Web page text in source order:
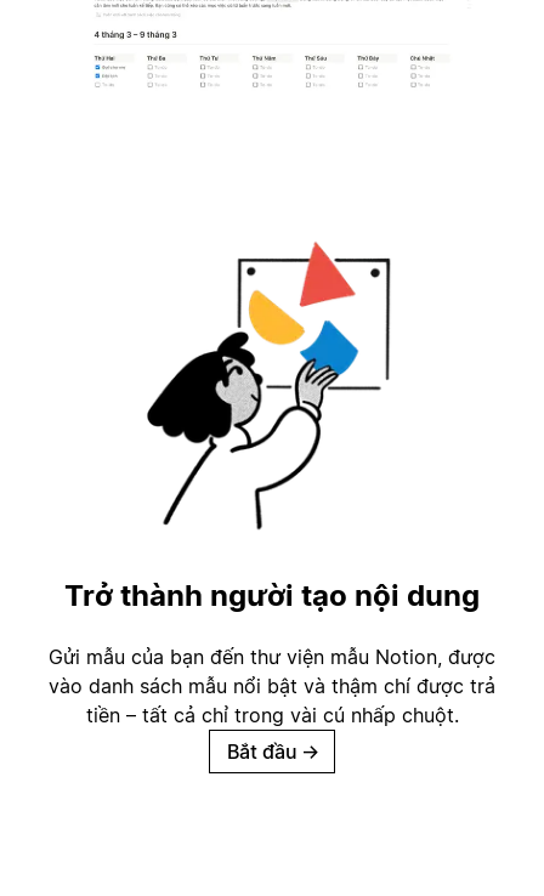
Trở thành người tạo nội dung
Gửi mẫu của bạn đến thư viện mẫu Notion, được
vào danh sách mẫu nổi bật và thậm chí được trả
tiền – tất cả chỉ trong vài cú nhấp chuột.
Bắt đầu →